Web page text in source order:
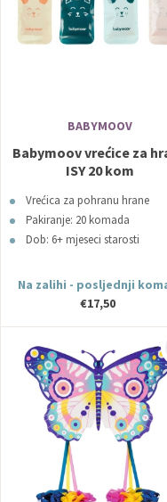
BABYMOOV
Babymoov vrećice za
ISY 20 kom
Vrećica za pohranu hrane
Pakiranje: 20 komada
Dob: 6+ mjeseci starosti
Na zalihi - posljednji
€17,50